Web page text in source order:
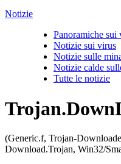
Notizie
Panoramiche sui
Notizie sui virus
Notizie sulle
Notizie calde
Tutte le notizie
(Generic.f, Trojan-
Download.Trojan, Win32/